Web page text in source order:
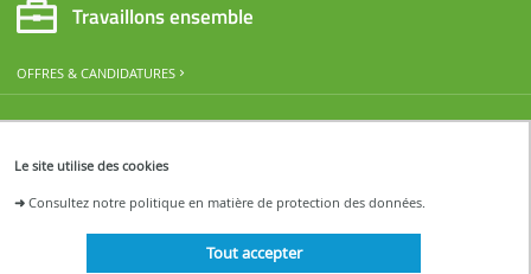
Le site utilise des cookies
➜Consultez notre politique en matière de protection des données.
Tout accepter
Travaillons ensemble
OFFRES & CANDIDATURES
ACTUALITÉS ET ÉVÉNEMENTS DE L'IRSTV